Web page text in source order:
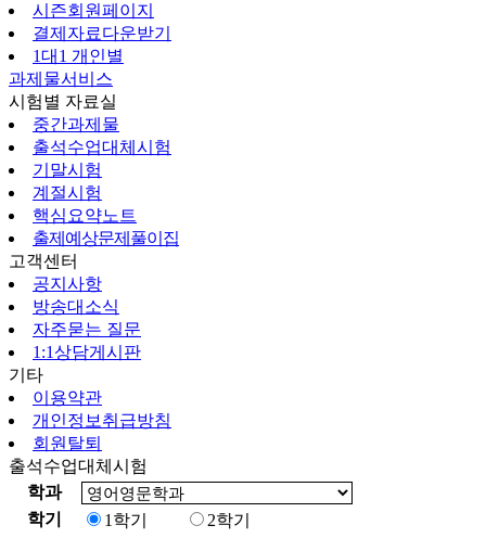
시즌회원페이지
결제자료다운받기
1대1 개인별
과제물서비스
시험별 자료실
중간과제물
출석수업대체시험
기말시험
계절시험
핵심요약노트
출제예상문제풀이집
고객센터
공지사항
방송대소식
자주묻는 질문
1:1상담게시판
기타
이용약관
개인정보취급방침
회원탈퇴
출석수업대체시험
학과
학기
1학기 2학기